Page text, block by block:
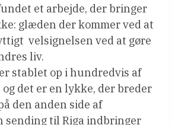
et arbejde, der bringer
glæden der kommer ved at
 velsignelsen ved at gøre
liv.
stablet op i hundredvis af
og det er en lykke, der breder
den anden side af
sending til Riga indbringer